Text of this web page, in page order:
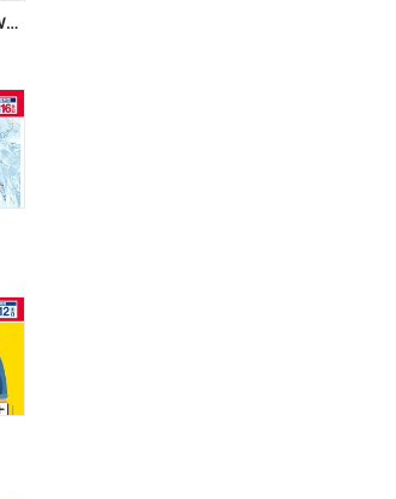
アーティストの想いに満ちる音。WF-1000X M6